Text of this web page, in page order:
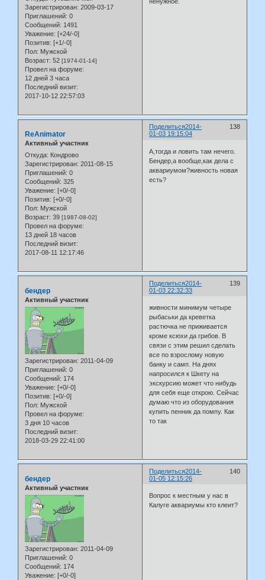
Зарегистрирован: 2009-03-17
Приглашений: 0
Сообщений: 1491
Уважение: [+24/-0]
Позитив: [+1/-0]
Пол: Мужской
Возраст: 52 [1974-01-14]
Провел на форуме:
12 дней 3 часа
Последний визит:
2017-10-12 22:57:03
Поделиться 138
2014-
01-03 19:15:04
ReAnimator
Активный участник
Откуда: Кондрово
Зарегистрирован: 2011-08-15
Приглашений: 0
Сообщений: 325
Уважение: [+0/-0]
Позитив: [+0/-0]
Пол: Мужской
Возраст: 39 [1987-08-02]
Провел на форуме:
13 дней 18 часов
Последний визит:
2017-08-11 12:17:46
А,тогда и ловить там нечего.
Бендер,а вообще,как дела с
аквариумом?живность новая
есть?
Поделиться 139
2014-
01-03 22:32:33
бендер
Активный участник
Зарегистрирован: 2011-04-09
Приглашений: 0
Сообщений: 174
Уважение: [+0/-0]
Позитив: [+0/-0]
Пол: Мужской
Провел на форуме:
3 дня 10 часов
Последний визит:
2018-03-29 22:41:00
живности минимум четыре
рыбаськи да креветка
растючка не приживается
кроме ксюхи да грибов. В
связи с этим решил сделать
все по взрослому новую
банку и самп. На днях
напросился к Шкету на
экскурсию может что нибудь
для себя еще открою. Сейчас
думаю что из оборудования
купить пенник да помпу. Как
то так
Поделиться 140
2014-
01-05 12:15:26
бендер
Активный участник
Зарегистрирован: 2011-04-09
Приглашений: 0
Сообщений: 174
Уважение: [+0/-0]
Вопрос к местным у нас в
Калуге аквариумы кто клеит?